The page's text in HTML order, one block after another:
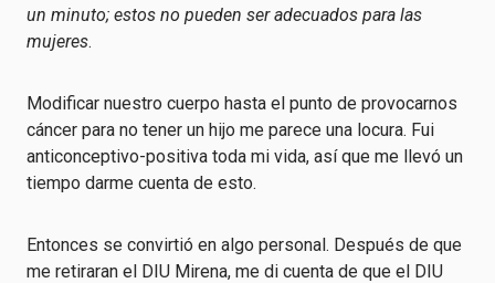
un minuto; estos no pueden ser adecuados para las
mujeres.
Modificar nuestro cuerpo hasta el punto de provocarnos
cáncer para no tener un hijo me parece una locura. Fui
anticonceptivo-positiva toda mi vida, así que me llevó un
tiempo darme cuenta de esto.
Entonces se convirtió en algo personal. Después de que
me retiraran el DIU Mirena, me di cuenta de que el DIU